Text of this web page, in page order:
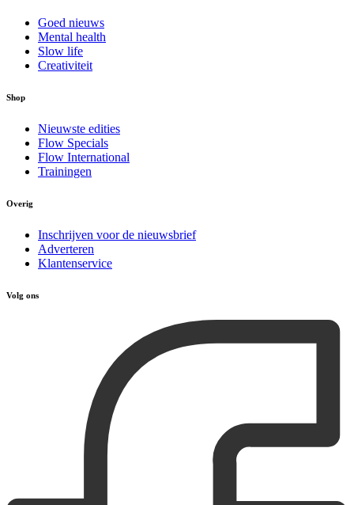
Goed nieuws
Mental health
Slow life
Creativiteit
Shop
Nieuwste edities
Flow Specials
Flow International
Trainingen
Overig
Inschrijven voor de nieuwsbrief
Adverteren
Klantenservice
Volg ons